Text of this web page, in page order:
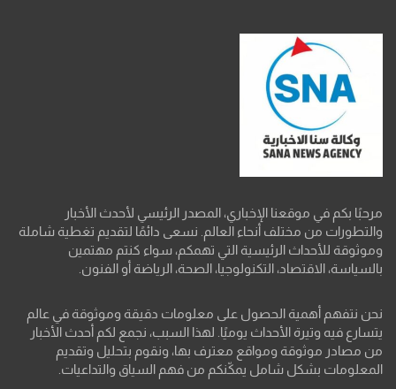
مرحبًا بكم في موقعنا الإخباري، المصدر الرئيسي لأحدث الأخبار
والتطورات من مختلف أنحاء العالم. نسعى دائمًا لتقديم تغطية شاملة
وموثوقة للأحداث الرئيسية التي تهمكم، سواء كنتم مهتمين
بالسياسة، الاقتصاد، التكنولوجيا، الصحة، الرياضة أو الفنون.
نحن نتفهم أهمية الحصول على معلومات دقيقة وموثوقة في عالم
يتسارع فيه وتيرة الأحداث يوميًا. لهذا السبب، نجمع لكم أحدث الأخبار
من مصادر موثوقة ومواقع معترف بها، ونقوم بتحليل وتقديم
المعلومات بشكل شامل يمكّنكم من فهم السياق والتداعيات.